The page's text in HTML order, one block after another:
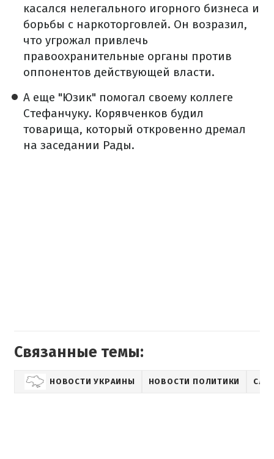
касался нелегального игорного бизнеса и
борьбы с наркоторговлей. Он возразил,
что угрожал привлечь
правоохранительные органы против
оппонентов действующей власти.
А еще "Юзик" помогал своему коллеге
Стефанчуку. Корявченков будил
товарища, который откровенно дремал
на заседании Рады.
Связанные темы:
НОВОСТИ УКРАИНЫ НОВОСТИ ПОЛИТИКИ